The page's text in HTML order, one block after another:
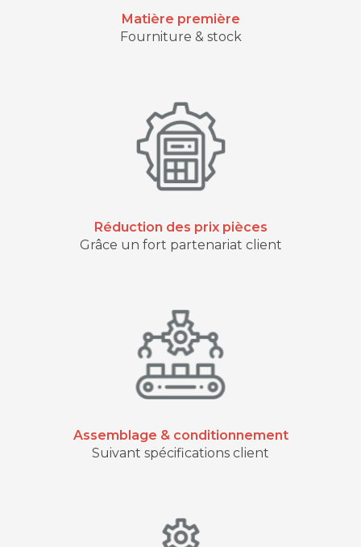
Matière première
Fourniture & stock
Réduction des prix pièces
Grâce un fort partenariat client
Assemblage & conditionnement
Suivant spécifications client